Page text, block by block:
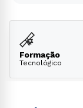
Formação
Tecnológico